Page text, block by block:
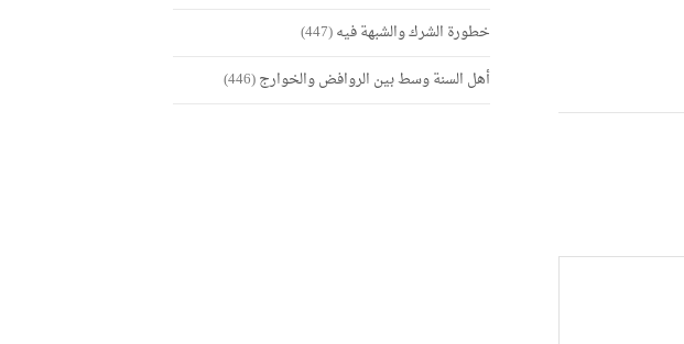
خطورة الشرك والشبهة فيه(447)
أهل السنة وسط بين الروافض والخوارج(446)